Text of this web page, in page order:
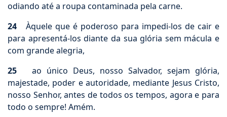
odiando até a roupa contaminada pela carne.
24 Àquele que é poderoso para impedi-los de cair e
para apresentá-los diante da sua glória sem mácula e
com grande alegria,
25 ao único Deus, nosso Salvador, sejam glória,
majestade, poder e autoridade, mediante Jesus Cristo,
nosso Senhor, antes de todos os tempos, agora e para
todo o sempre! Amém.